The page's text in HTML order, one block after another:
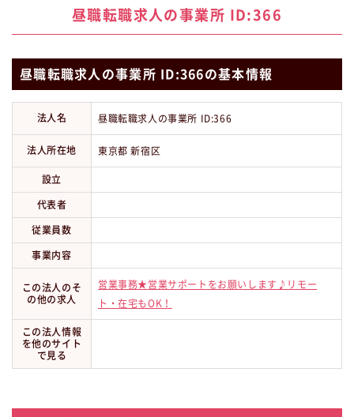
昼職転職求人の事業所 ID:366
昼職転職求人の事業所 ID:366の基本情報
法人名 昼職転職求人の事業所 ID:366
法人所在地 東京都 新宿区
設立
代表者
従業員数
事業内容
この法人のそ
の他の求人
営業事務★営業サポートをお願いします♪リモー
ト・在宅もOK！
この法人情報
を他のサイト
で見る